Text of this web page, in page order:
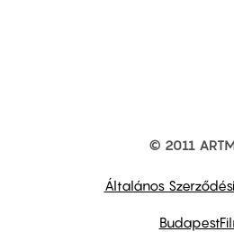
© 2011
Általános